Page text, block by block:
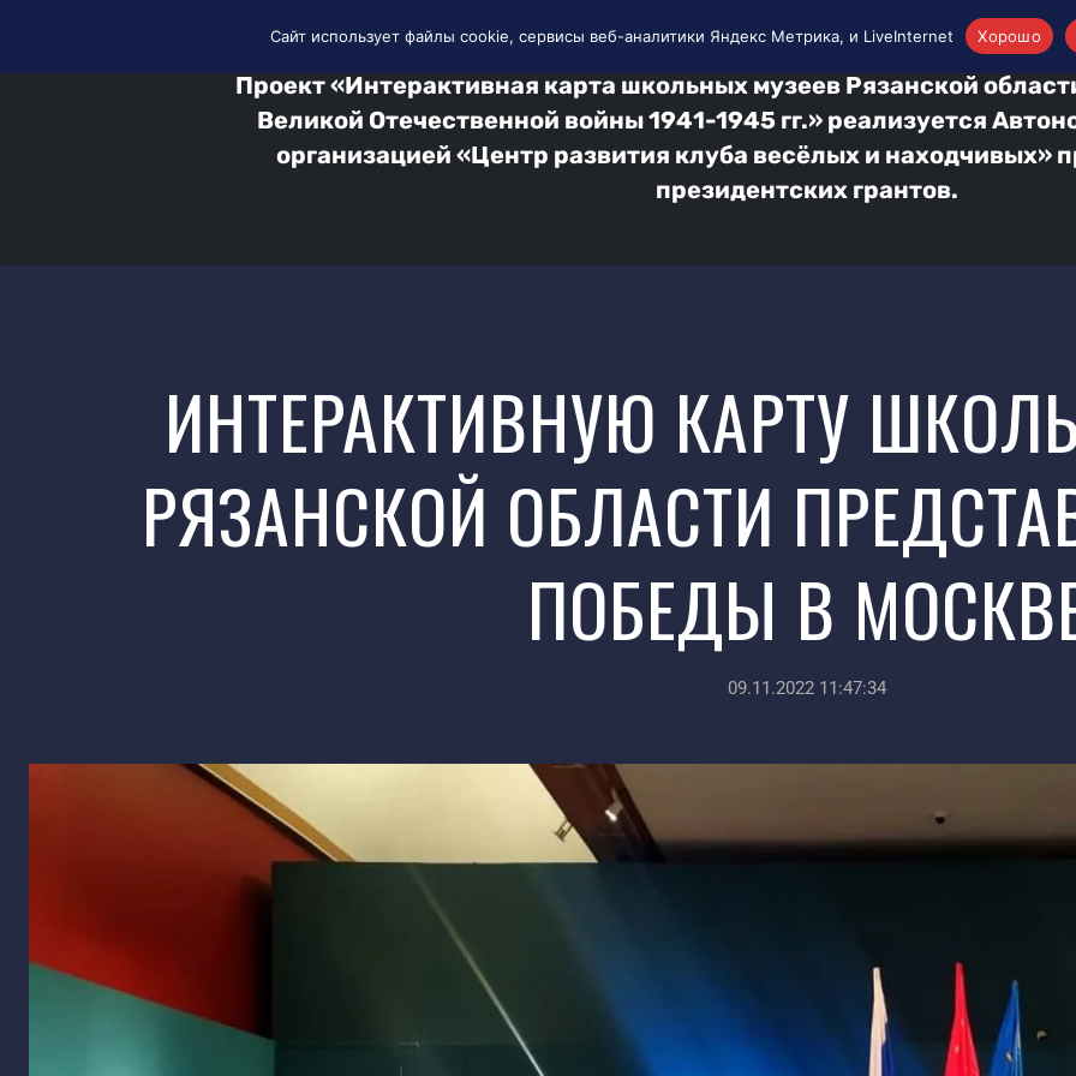
На главную Все события Рязани и области
Проект «Интерактивная карта школьных музеев Рязанской
Великой Отечественной войны 1941-1945 гг.» реализуется
организацией «Центр развития клуба весёлых и находчивых»
президентских грантов.
ИНТЕРАКТИВНУЮ КАРТУ
РЯЗАНСКОЙ ОБЛАСТИ
ПОБЕДЫ В
09.11.2022 11:47:34
Сайт использует файлы cookie, сервисы веб-аналитики Яндекс Метрика, и LiveInternet Хорошо